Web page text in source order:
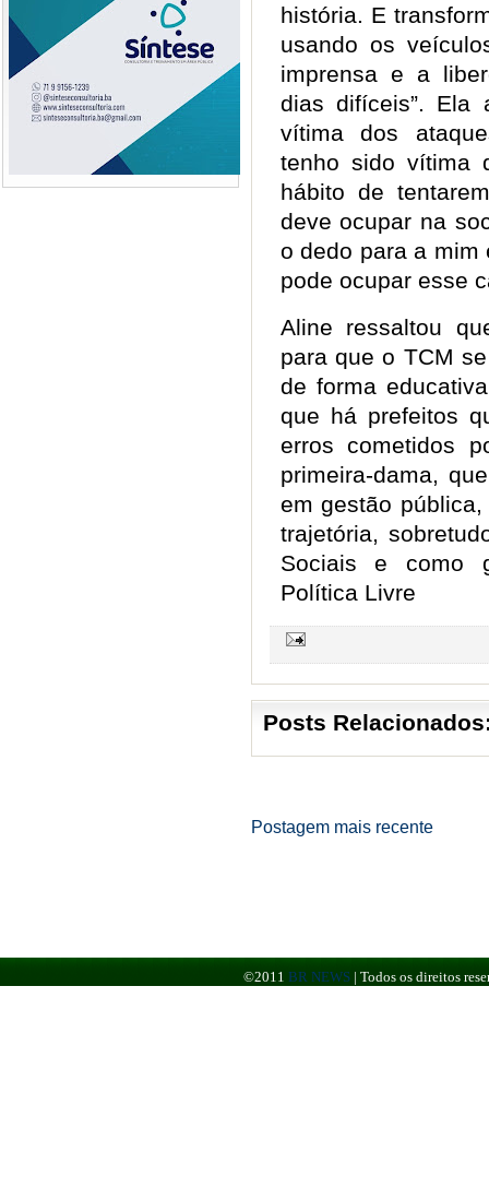
história. E
usando os
imprensa e a
dias difíceis”. Ela
vítima dos
tenho sido vítima
hábito de
deve ocupar na
o dedo para a mim
pode ocupar esse
Aline ressaltou
para que o TCM
de forma
que há prefeitos
erros cometidos
primeira-dama,
em gestão
trajetória,
Sociais e como
Política Livre
Posts
Postagem mais recente
©2011 BR NEWS | Todos os direitos